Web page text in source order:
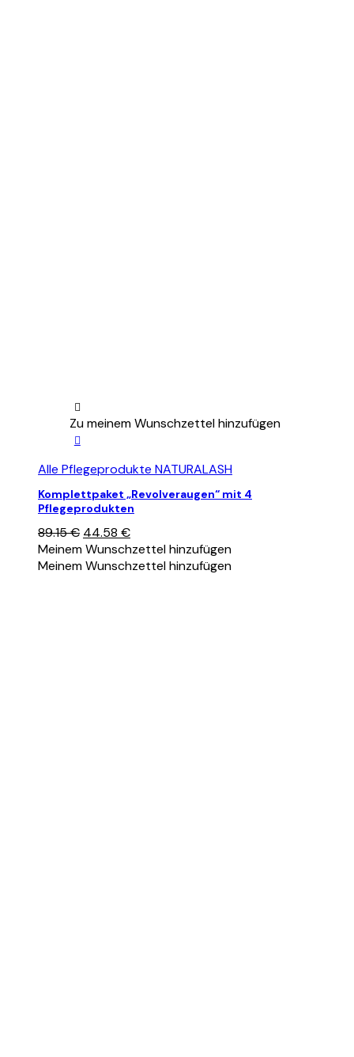
Zu meinem Wunschzettel hinzufügen
Alle Pflegeprodukte NATURALASH
Komplettpaket „Revolveraugen“ mit 4
Pflegeprodukten
89.15€ Ursprünglicher
Preis
war:
44.58 €Aktueller
Preis
ist:
Meinem Wunschzettel hinzufügen
Meinem Wunschzettel hinzufügen